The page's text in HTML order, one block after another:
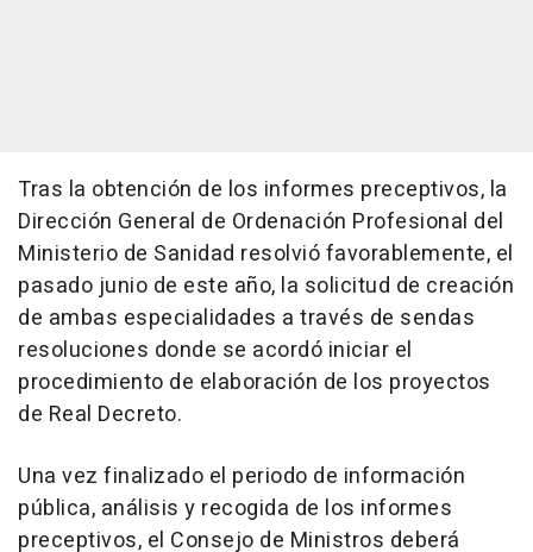
Tras la obtención de los informes preceptivos, la
Dirección General de Ordenación Profesional del
Ministerio de Sanidad resolvió favorablemente, el
pasado junio de este año, la solicitud de creación
de ambas especialidades a través de sendas
resoluciones donde se acordó iniciar el
procedimiento de elaboración de los proyectos
de Real Decreto.
Una vez finalizado el periodo de información
pública, análisis y recogida de los informes
preceptivos, el Consejo de Ministros deberá